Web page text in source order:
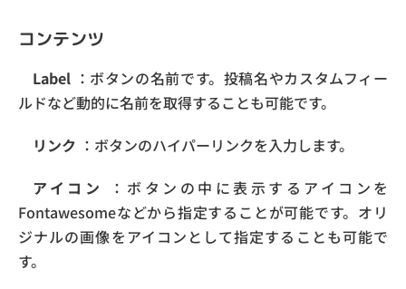
コンテンツ
Label ：ボタンの名前です。投稿名やカスタムフィー
ルドなど動的に名前を取得することも可能です。
リンク ：ボタンのハイパーリンクを入力します。
アイコン
：ボタンの中に表示するアイコンを
Fontawesomeなどから指定することが可能です。オリ
ジナルの画像をアイコンとして指定することも可能で
す。